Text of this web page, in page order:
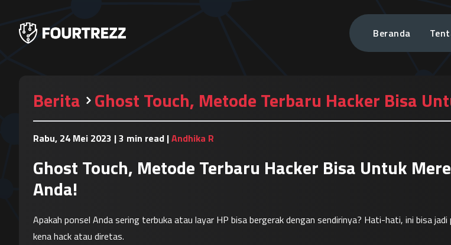
Beranda
Berita Ghost Touch, Metode Terbaru Hacker Bisa
Rabu, 24 Mei 2023 |3 min read |Andhika R
Ghost Touch, Metode Terbaru Hacker Bisa Untuk
Anda!
Apakah ponsel Anda sering terbuka atau layar HP bisa bergerak dengan sendirinya? Hati-hati, ini bisa jadi
kena hack atau diretas.